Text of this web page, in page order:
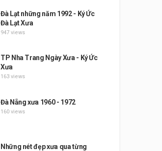
Đà Lạt những năm 1992 - Ký Ức
Đà Lạt Xưa
947 views
TP Nha Trang Ngày Xưa - Ký Ức
Xưa
163 views
Đà Nẵng xưa 1960 - 1972
160 views
Những nét đẹp xưa qua từng